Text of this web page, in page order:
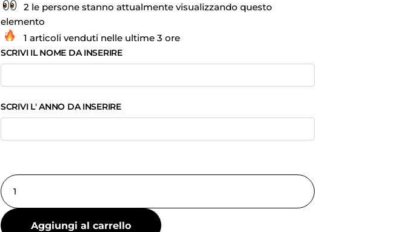
2 le persone stanno attualmente visualizzando questo
elemento
1 articoli venduti nelle ultime 3 ore
SCRIVI IL NOME DA INSERIRE
SCRIVI L' ANNO DA INSERIRE
Aggiungi al carrello